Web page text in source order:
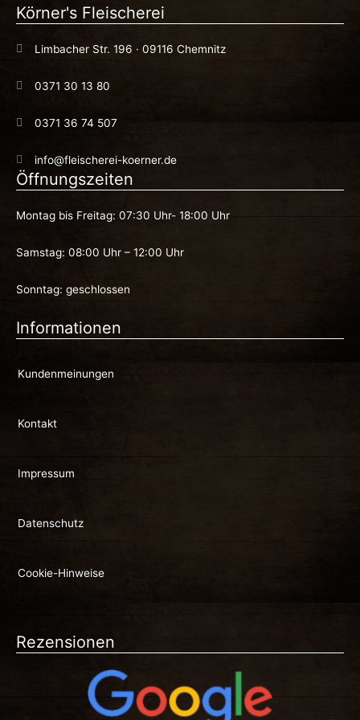
Körner's Fleischerei
Limbacher Str. 196 · 09116 Chemnitz
0371 30 13 80
0371 36 74 507
info@fleischerei-koerner.de
Öffnungszeiten
Montag bis Freitag: 07:30 Uhr- 18:00 Uhr
Samstag: 08:00 Uhr – 12:00 Uhr
Sonntag: geschlossen
Informationen
Kundenmeinungen
Kontakt
Impressum
Datenschutz
Cookie-Hinweise
Rezensionen